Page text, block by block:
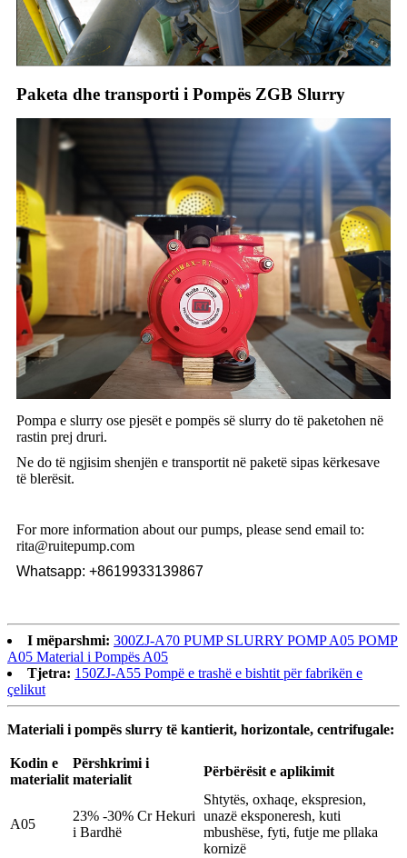
Paketa dhe transporti i Pompës ZGB Slurry
Pompa e slurry ose pjesët e pompës së slurry do të paketohen në
rastin prej druri.
Ne do të ngjisim shenjën e transportit në paketë sipas kërkesave
të blerësit.
For more information about our pumps, please send email to:
rita@ruitepump.com
Whatsapp: +8619933139867
I mëparshmi: 300ZJ-A70 PUMP SLURRY POMP A05 POMP
A05 Material i Pompës A05
Tjetra: 150ZJ-A55 Pompë e trashë e bishtit për fabrikën e
çelikut
Materiali i pompës slurry të kantierit, horizontale, centrifugale:
Kodin e
materialit
Përshkrimi i
materialit
Përbërësit e aplikimit
A05
23% -30% Cr Hekuri
i Bardhë
Shtytës, oxhaqe, ekspresion,
unazë eksponeresh, kuti
mbushëse, fyti, futje me pllaka
kornizë